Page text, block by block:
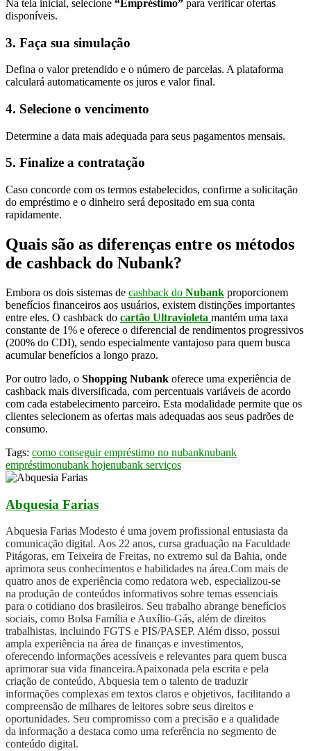
Na tela inicial, selecione “Empréstimo” para verificar ofertas
disponíveis.
3. Faça sua simulação
Defina o valor pretendido e o número de parcelas. A plataforma
calculará automaticamente os juros e valor final.
4. Selecione o vencimento
Determine a data mais adequada para seus pagamentos mensais.
5. Finalize a contratação
Caso concorde com os termos estabelecidos, confirme a solicitação
do empréstimo e o dinheiro será depositado em sua conta
rapidamente.
Quais são as diferenças entre os métodos
de cashback do Nubank?
Embora os dois sistemas de cashback do Nubank proporcionem
benefícios financeiros aos usuários, existem distinções importantes
entre eles. O cashback do cartão Ultravioleta mantém uma taxa
constante de 1% e oferece o diferencial de rendimentos progressivos
(200% do CDI), sendo especialmente vantajoso para quem busca
acumular benefícios a longo prazo.
Por outro lado, o Shopping Nubank oferece uma experiência de
cashback mais diversificada, com percentuais variáveis de acordo
com cada estabelecimento parceiro. Esta modalidade permite que os
clientes selecionem as ofertas mais adequadas aos seus padrões de
consumo.
Tags: como conseguir empréstimo no nubanknubank
empréstimonubank hojenubank serviços
Abquesia Farias
Abquesia Farias Modesto é uma jovem profissional entusiasta da
comunicação digital. Aos 22 anos, cursa graduação na Faculdade
Pitágoras, em Teixeira de Freitas, no extremo sul da Bahia, onde
aprimora seus conhecimentos e habilidades na área.Com mais de
quatro anos de experiência como redatora web, especializou-se
na produção de conteúdos informativos sobre temas essenciais
para o cotidiano dos brasileiros. Seu trabalho abrange benefícios
sociais, como Bolsa Família e Auxílio-Gás, além de direitos
trabalhistas, incluindo FGTS e PIS/PASEP. Além disso, possui
ampla experiência na área de finanças e investimentos,
oferecendo informações acessíveis e relevantes para quem busca
aprimorar sua vida financeira.Apaixonada pela escrita e pela
criação de conteúdo, Abquesia tem o talento de traduzir
informações complexas em textos claros e objetivos, facilitando a
compreensão de milhares de leitores sobre seus direitos e
oportunidades. Seu compromisso com a precisão e a qualidade
da informação a destaca como uma referência no segmento de
conteúdo digital.